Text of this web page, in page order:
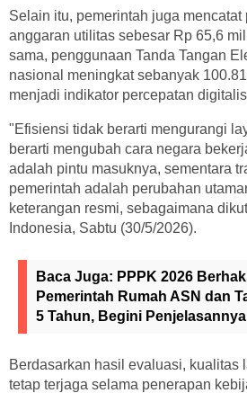
Selain itu, pemerintah juga mencatat
anggaran utilitas sebesar Rp 65,6
sama, penggunaan Tanda Tangan
nasional meningkat sebanyak
menjadi indikator percepatan
"Efisiensi tidak berarti mengurangi
berarti mengubah cara negara
adalah pintu masuknya, sementara
pemerintah adalah perubahan
keterangan resmi, sebagaimana
Indonesia, Sabtu (30/5/2026).
Baca Juga: PPPK 2026
Pemerintah Rumah ASN dan
5 Tahun, Begini Penjelasannya
Berdasarkan hasil evaluasi, kualitas
tetap terjaga selama penerapan